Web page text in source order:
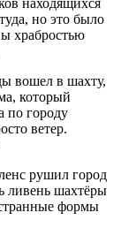
но это было
храбростью
вошел в шахту,
который
по городу
ветер.
рушил город
ливень шахтёры
формы